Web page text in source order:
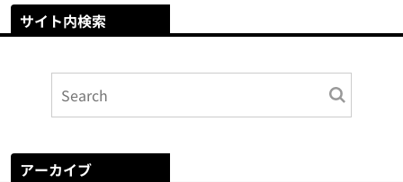
サイト内検索
アーカイブ